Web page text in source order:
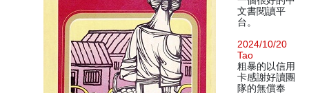
文書閱讀平
台。
2024/10/20
Tao
粗暴的以信用
卡感謝好讀團
隊的無償奉